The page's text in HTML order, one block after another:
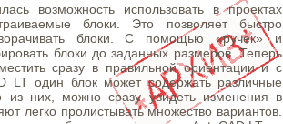
возможность использовать в проектах
блоки. Это позволяет быстро
блоки. С помощью «ручек» и
блоки до заданных размеров. Теперь
сразу в правильной ориентации и с
LT один блок может содержать различные
из них, можно сразу увидеть изменения в
легко пролистывать множество вариантов.